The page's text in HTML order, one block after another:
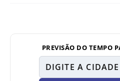
PREVISÃO DO TEMPO